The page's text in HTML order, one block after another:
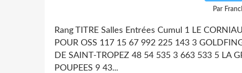
Par
Rang TITRE Salles Entrées Cumul 1 LE
POUR OSS 117 15 67 992 225 143 3
DE SAINT-TROPEZ 48 54 535 3 663 533 5 LA
POUPEES 9 43...